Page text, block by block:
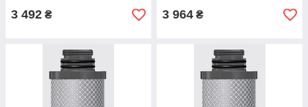
3 492 ₴ 3 964 ₴